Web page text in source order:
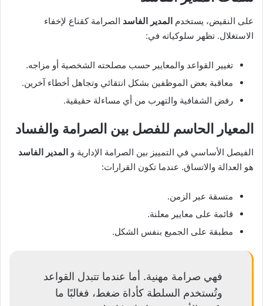
على النقيض، يستخدم المدير الفاسد الصرامة كقناع لإخفاء
الاستغلال. تظهر سلوكياته في:
تغيير القواعد والمعايير حسب مصلحته الشخصية أو مزاجه.
معاقبة بعض الموظفين بشكل انتقائي وتجاهل أخطاء آخرين.
رفض الشفافية والتهرب من أي مساءلة حقيقية.
المعيار الحاسم للفصل بين الصرامة والفساد
الفيصل الأساسي في التمييز بين الصرامة الإدارية و المدير الفاسد
هو العدالة والاتساق. عندما تكون القرارات:
متسقة عبر الزمن.
قائمة على معايير معلنة.
مطبقة على الجميع بنفس الشكل.
فهي صرامة مهنية. أما عندما تتبدل القواعد
وتُستخدم السلطة كأداة ضغط، فغالبًا ما